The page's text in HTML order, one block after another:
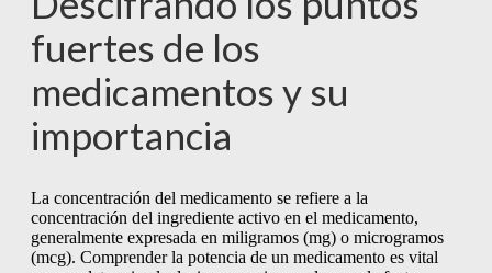
fuertes de los
medicamentos y su
importancia
La concentración del medicamento se refiere a la
concentración del ingrediente activo en el medicamento,
generalmente expresada en miligramos (mg) o microgramos
(mcg). Comprender la potencia de un medicamento es vital